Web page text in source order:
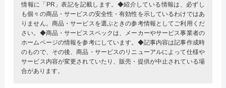
情報に「PR」表記を記載します。◆紹介している情報は、必ずし
も個々の商品・サービスの安全性・有効性を示しているわけではあ
りません。商品・サービスを選ぶときの参考情報としてご利用くだ
さい。◆商品・サービススペックは、メーカーやサービス事業者の
ホームページの情報を参考にしています。◆記事内容は記事作成時
のもので、その後、商品・サービスのリニューアルによって仕様や
サービス内容が変更されていたり、販売・提供が中止されている場
合があります。